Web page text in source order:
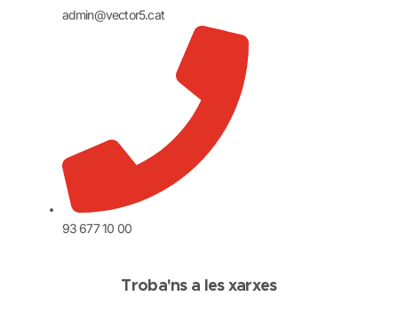
admin@vector5.cat
93 677 10 00
Troba'ns a les xarxes